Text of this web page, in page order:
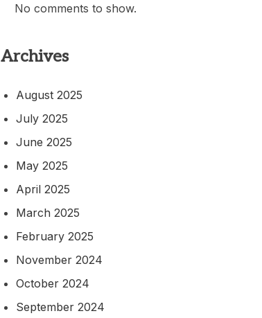
No comments to show.
Archives
August 2025
July 2025
June 2025
May 2025
April 2025
March 2025
February 2025
November 2024
October 2024
September 2024